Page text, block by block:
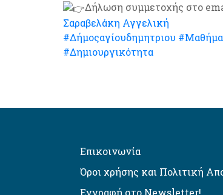
Δήλωση συμμετοχής στο
Σαραβελάκη Αγγελική
#Δήμοςαγίουδημητριου
#Δημιουργικότητα
Επικοινωνία
Όροι χρήσης και Πολιτική
Εγγραφή στο Newsletter!